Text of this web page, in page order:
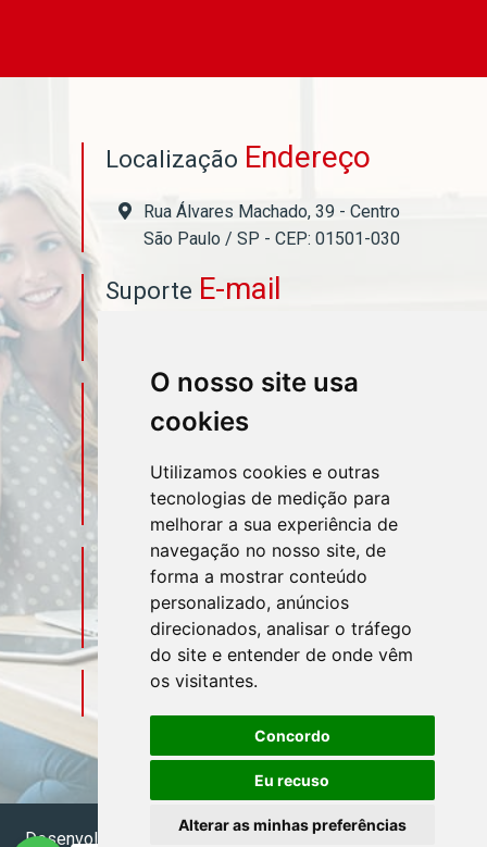
O nosso site usa
cookies
Utilizamos cookies e outras
tecnologias de medição para
melhorar a sua experiência de
navegação no nosso site, de
forma a mostrar conteúdo
personalizado, anúncios
direcionados, analisar o tráfego
do site e entender de onde vêm
os visitantes.
Concordo
Eu recuso
Alterar as minhas preferências
Localização Endereço
Rua Álvares Machado, 39 - Centro
São Paulo / SP - CEP: 01501-030
Suporte E-mail
ContatoTelefone
(11) 95580-4449
RedesSociais
Mapa do Escritório
Desenvolvido por Sitecontabil 2026. Todos os direitos